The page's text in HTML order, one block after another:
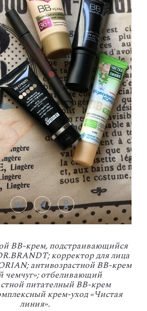
BB-крем, подстраивающийся
корректор для лица
антивозрастной BB-крем
чемчуг»; отбеливающий
питателный BB-крем
крем-уход «Чистая
линия».